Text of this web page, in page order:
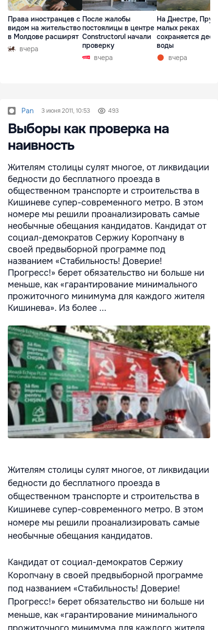
Права иностранцев с
видом на жительство
в Молдове расширят
вчера
После жалобы
постоялицы в центре
Constructorul начали
проверку
вчера
На Днестре,
малых реках
сохраняется
воды
вчера
Pan 3 июня 2011, 10:53 493
Выборы как проверка на
наивность
Жителям столицы сулят многое, от ликвидации
бедности до бесплатного проезда в
общественном транспорте и строительства в
Кишиневе супер-современного метро. В этом
номере мы решили проанализировать самые
необычные обещания кандидатов. Кандидат от
социал-демократов Сержиу Коропчану в
своей предвыборной программе под
названием «Стабильность! Доверие!
Прогресс!» берет обязательство ни больше ни
меньше, как «гарантирование минимального
прожиточного минимума для каждого жителя
Кишинева». Из более ...
Жителям столицы сулят многое, от ликвидации
бедности до бесплатного проезда в
общественном транспорте и строительства в
Кишиневе супер-современного метро. В этом
номере мы решили проанализировать самые
необычные обещания кандидатов.
Кандидат от социал-демократов Сержиу
Коропчану в своей предвыборной программе
под названием «Стабильность! Доверие!
Прогресс!» берет обязательство ни больше ни
меньше, как «гарантирование минимального